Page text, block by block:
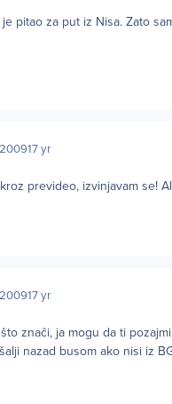
je pitao za put iz Nisa. Zato
17 yr
prevideo, izvinjavam se!
17 yr
znači, ja mogu da ti
nazad busom ako nisi iz